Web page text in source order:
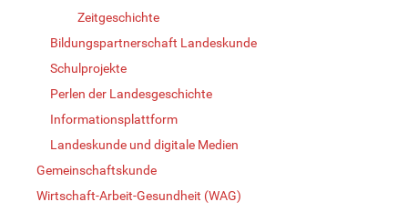
Zeitgeschichte
Bildungspartnerschaft Landeskunde
Schulprojekte
Perlen der Landesgeschichte
Informationsplattform
Landeskunde und digitale Medien
Gemeinschaftskunde
Wirtschaft-Arbeit-Gesundheit (WAG)